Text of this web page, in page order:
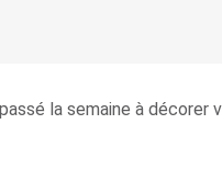
la semaine à décorer